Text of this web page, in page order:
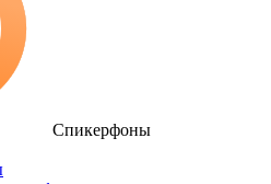
Спикерфоны